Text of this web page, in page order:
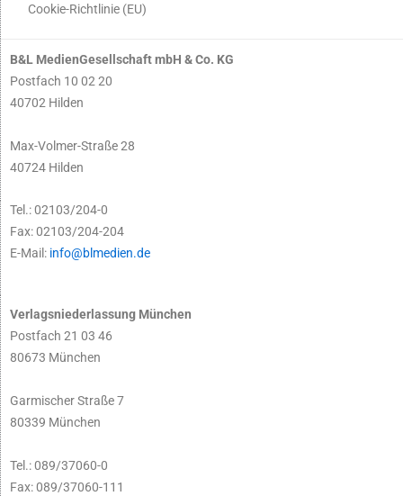
Cookie-Richtlinie (EU)
B&L MedienGesellschaft mbH & Co. KG
Postfach 10 02 20
40702 Hilden
Max-Volmer-Straße 28
40724 Hilden
Tel.: 02103/204-0
Fax: 02103/204-204
E-Mail: info@blmedien.de
Verlagsniederlassung München
Postfach 21 03 46
80673 München
Garmischer Straße 7
80339 München
Tel.: 089/37060-0
Fax: 089/37060-111